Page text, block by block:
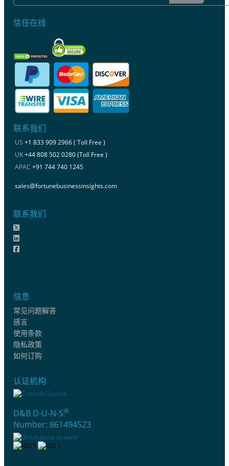
信任在线
联系我们
US +1 833 909 2966 ( Toll Free )
UK+44 808 502 0280 (Toll Free )
APAC +91 744 740 1245
sales@fortunebusinessinsights.com
联系我们
信息
常见问题解答
感言
使用条款
隐私政策
如何订购
认证机构
D&B D-U-N-S®
Number: 861494523